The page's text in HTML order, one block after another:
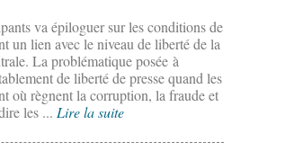
va épiloguer sur les conditions de
un lien avec le niveau de liberté de la
La problématique posée à
de liberté de presse quand les
où règnent la corruption, la fraude et
les ... Lire la suite